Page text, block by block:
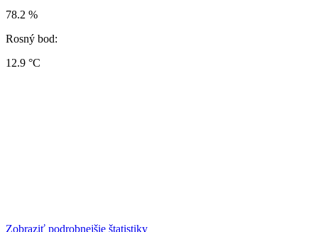
78.2 %
Rosný bod:
12.9 °C
Zobraziť podrobnejšie štatistiky